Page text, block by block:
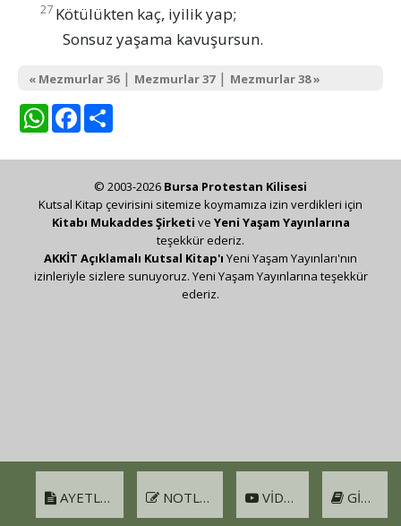
27 Kötülükten kaç, iyilik yap;
Sonsuz yaşama kavuşursun.
« Mezmurlar 36| Mezmurlar 37| Mezmurlar 38 »
WhatsAppFacebook
AYETLER NOTLAR VIDEO GIRIŞ
© 2003-2026 Bursa Protestan Kilisesi
Kutsal Kitap çevirisini sitemize koymamıza izin verdikleri için
Kitabı Mukaddes Şirketi ve Yeni Yaşam Yayınlarına
teşekkür ederiz.
AKKİT Açıklamalı Kutsal Kitap'ı Yeni Yaşam Yayınları'nın
izinleriyle sizlere sunuyoruz. Yeni Yaşam Yayınlarına teşekkür
ederiz.